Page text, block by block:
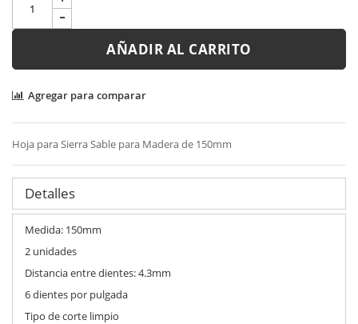
AÑADIR AL CARRITO
Agregar para comparar
Hoja para Sierra Sable para Madera de 150mm
Detalles
Medida: 150mm
2 unidades
Distancia entre dientes: 4.3mm
6 dientes por pulgada
Tipo de corte limpio